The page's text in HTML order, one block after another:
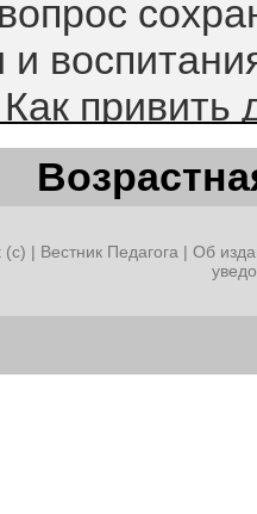
и
и
путей
(c) | Вестник Педагога | Об